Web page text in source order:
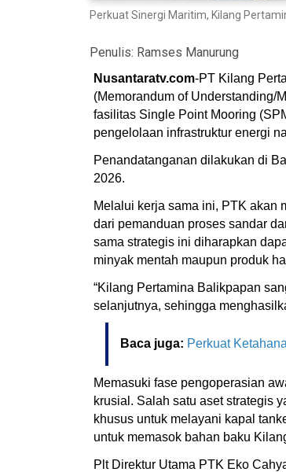
Perkuat Sinergi Maritim, Kilang
Penulis: Ramses Manurung
Nusantaratv.com-PT Kilang
(Memorandum of Understanding/
fasilitas Single Point Mooring
pengelolaan infrastruktur energi
Penandatanganan dilakukan di
2026.
Melalui kerja sama ini, PTK akan
dari pemanduan proses sandar
sama strategis ini diharapkan
minyak mentah maupun produk
“Kilang Pertamina Balikpapan
selanjutnya, sehingga
Baca juga: Perkuat
Memasuki fase pengoperasian
krusial. Salah satu aset strategis
khusus untuk melayani kapal
untuk memasok bahan baku
Plt Direktur Utama PTK Eko